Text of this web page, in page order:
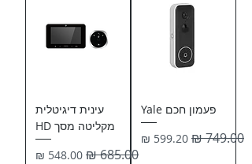
פעמון חכם Yale
מחיר רגיל
מחיר מבצע
עינית דיגיטלית
מקליטה מסך HD
מחיר רגיל
מחיר מבצע